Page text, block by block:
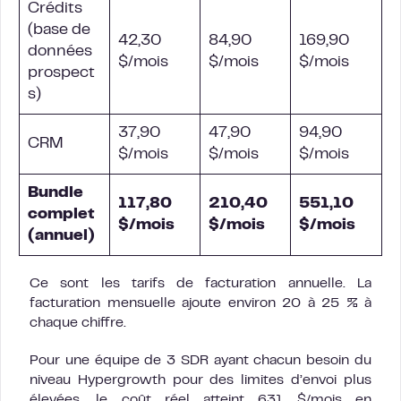
Crédits
( base de
données
prospect
s)
42,30
$/mois
84,90
$/mois
169,90
$/mois
CRM
37,90
$/mois
47,90
$/mois
94,90
$/mois
Bundle
complet
(annuel)
117,80
$/mois
210,40
$/mois
551,10
$/mois
Ce sont les tarifs de facturation annuelle. La
facturation mensuelle ajoute environ 20 à 25 % à
chaque chiffre.
Pour une équipe de 3 SDR ayant chacun besoin du
niveau Hypergrowth pour des limites d’envoi plus